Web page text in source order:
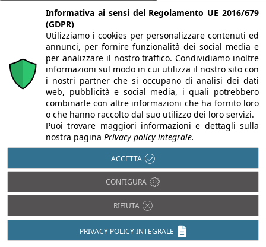
pochi passi
Per i progettisti è importante avere un sito per
raggiungere nuovi clienti potenziali. Come
WordPress può ...
ULTIME NOTIZIE
Informativa ai sensi del Regolamento UE 2016/679
(GDPR)
Utilizziamo i cookies per personalizzare contenuti ed
annunci, per fornire funzionalità dei social media e
per analizzare il nostro traffico. Condividiamo inoltre
informazioni sul modo in cui utilizza il nostro sito con
i nostri partner che si occupano di analisi dei dati
web, pubblicità e social media, i quali potrebbero
combinarle con altre informazioni che ha fornito loro
o che hanno raccolto dal suo utilizzo dei loro servizi.
Puoi trovare maggiori informazioni e dettagli sulla
nostra pagina Privacy policy integrale.
ACCETTA
CONFIGURA
RIFIUTA
PRIVACY POLICY INTEGRALE